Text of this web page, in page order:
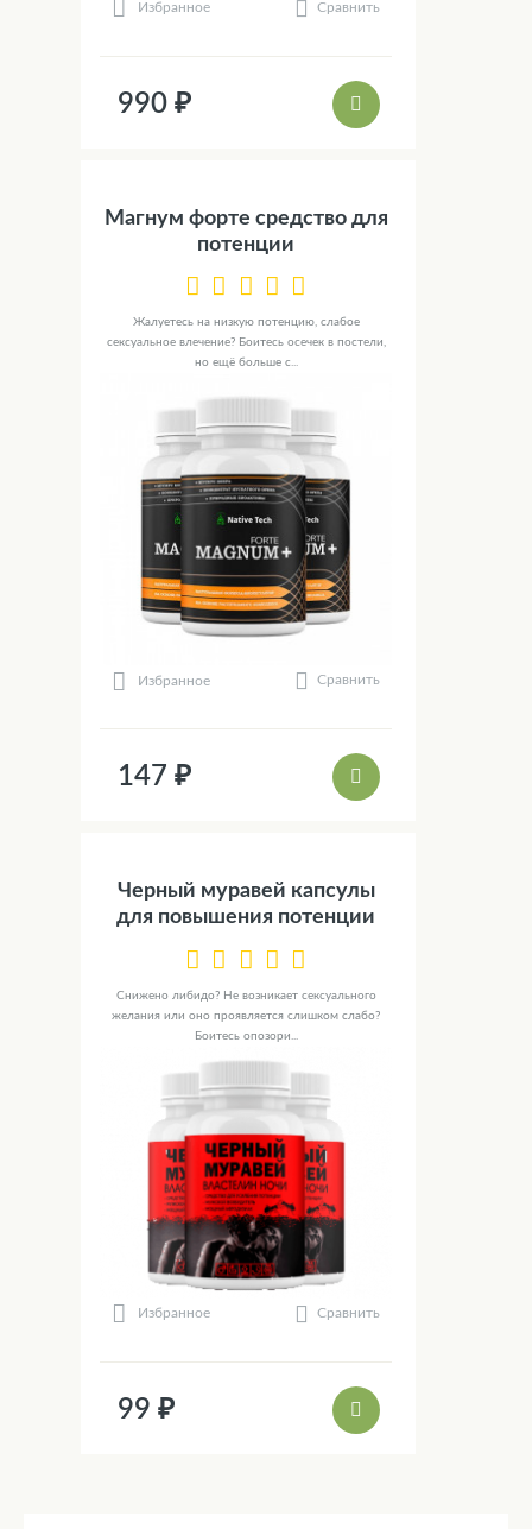
Избранное Сравнить
990 ₽
Магнум форте средство для
потенции
Жалуетесь на низкую потенцию, слабое
сексуальное влечение? Боитесь осечек в постели,
но ещё больше с...
Избранное Сравнить
147 ₽
Черный муравей капсулы
для повышения потенции
Снижено либидо? Не возникает сексуального
желания или оно проявляется слишком слабо?
Боитесь опозори...
Избранное Сравнить
99 ₽